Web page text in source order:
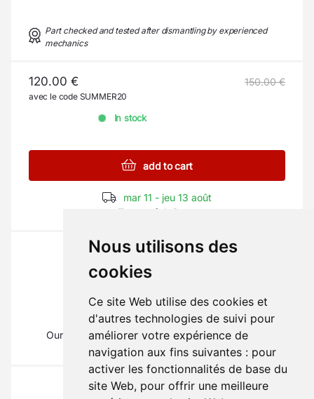
Nous utilisons des
cookies
Ce site Web utilise des cookies et
d'autres technologies de suivi pour
améliorer votre expérience de
navigation aux fins suivantes : pour
activer les fonctionnalités de base du
site Web, pour offrir une meilleure
Part checked and tested after dismantling by experienced
mechanics
120.00 € 150.00 €
avec le code SUMMER20
In stock
add to cart
mar 11 - jeu 13 août
Terms of delivery
The part you need?
Our mechanics will inform you on01 69 88 16 16
(Type 1)